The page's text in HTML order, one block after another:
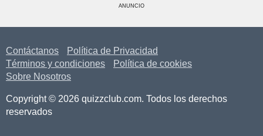
ANUNCIO
Contáctanos
Política de Privacidad
Términos y condiciones
Política de cookies
Sobre Nosotros
Copyright © 2026 quizzclub.com. Todos los derechos
reservados